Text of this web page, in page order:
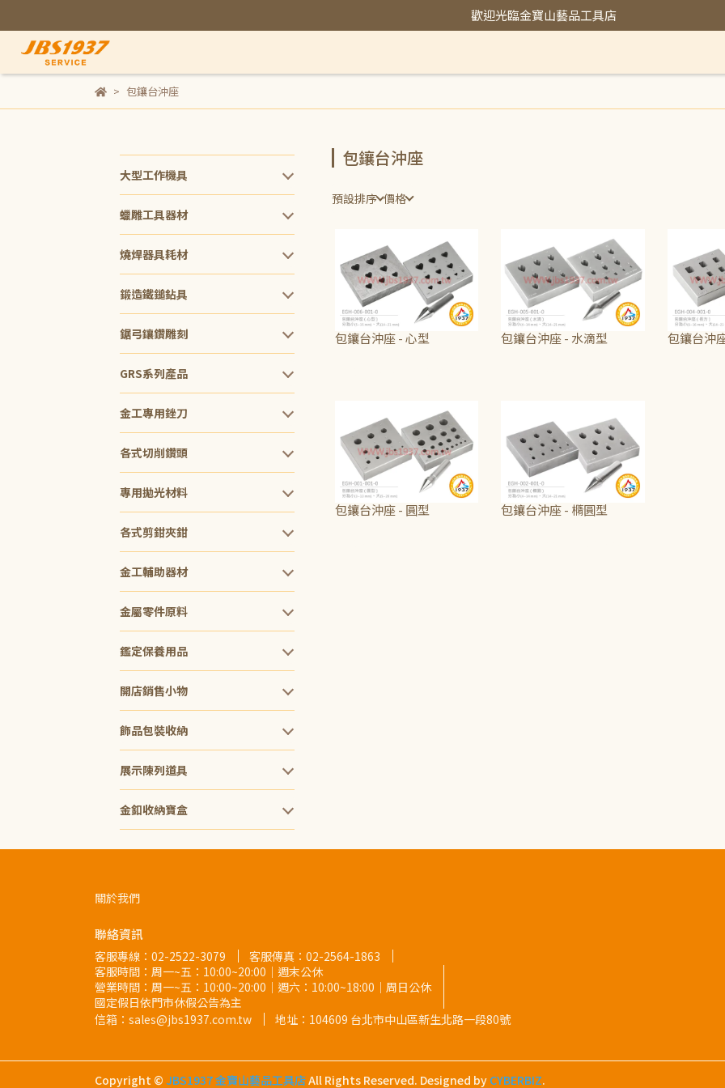
歡迎光臨金寶山藝品工具店
包鑲台沖座
大型工作機具
蠟雕工具器材
燒焊器具耗材
鍛造鐵鎚鉆具
鋸弓鑲鑽雕刻
GRS系列產品
金工專用銼刀
各式切削鑽頭
專用拋光材料
各式剪鉗夾鉗
金工輔助器材
金屬零件原料
鑑定保養用品
開店銷售小物
飾品包裝收納
展示陳列道具
金釦收納寶盒
包鑲台沖座
預設排序 價格
包鑲台沖座 - 心型
包鑲台沖座 - 水滴型
包鑲台沖
包鑲台沖座 - 圓型
包鑲台沖座 - 橢圓型
關於我們
聯絡資訊
客服專線： 02-2522-3079
客服傳真：02-2564-1863
客服時間：周一~五：10:00~20:00｜週末公休
營業時間：周一~五：10:00~20:00｜週六：10:00~18:00｜周日公休
國定假日依門市休假公告為主
信箱：sales@jbs1937.com.tw
地址： 104609 台北市中山區新生北路一段80號
Copyright © JBS1937 金寶山藝品工具店All Rights Reserved. Designed by CYBERBIZ.